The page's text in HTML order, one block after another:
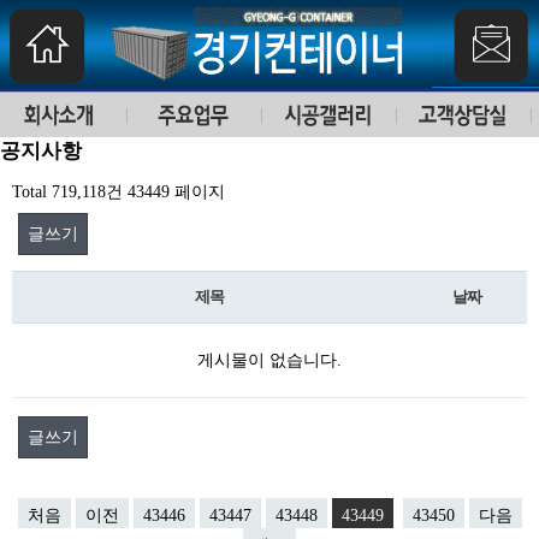
공지사항
Total 719,118건 43449 페이지
글쓰기
제목 날짜
게시물이 없습니다.
글쓰기
처음 이전 43446 43447 43448 43449 43450
다음